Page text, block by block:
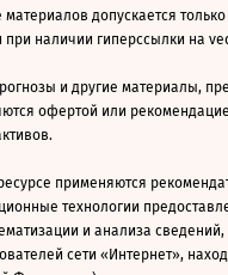
допускается
при наличии гиперссылки на
и другие материалы,
офертой или
применяются
технологии
и анализа
сети «Интернет»,